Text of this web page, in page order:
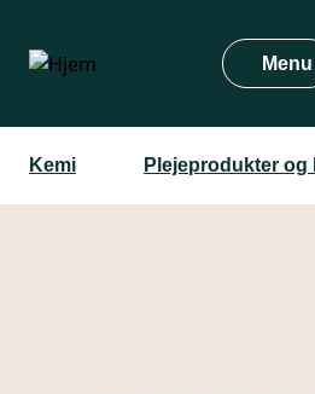
hovedindhold
Menu
Kemi Plejeprodukter og